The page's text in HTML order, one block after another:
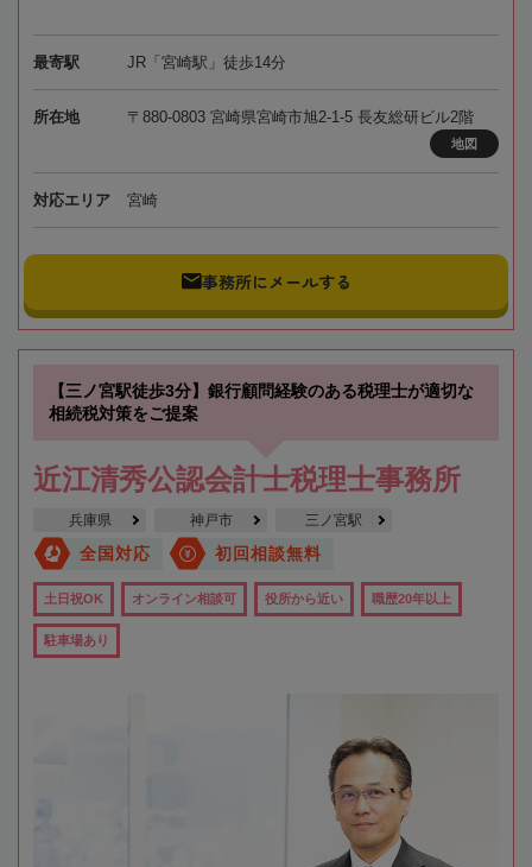
最寄駅 JR「宮崎駅」徒歩14分
所在地 〒880-0803 宮崎県宮崎市旭2-1-5 長友総研ビル2階
地図
対応エリア 宮崎
事務所にメールする
【三ノ宮駅徒歩3分】銀行顧問経験のある税理士が適切な
相続税対策をご提案
近江清秀公認会計士税理士事務所
兵庫県 神戸市 三ノ宮駅
全国対応 初回相談無料
土日祝OK オンライン相談可 役所から近い 職歴20年以上
駐車場あり